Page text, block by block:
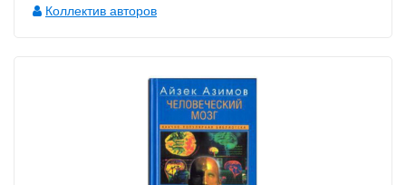
Коллектив авторов